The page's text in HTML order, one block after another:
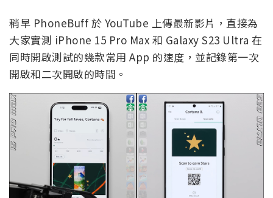
稍早 PhoneBuff 於 YouTube 上傳最新影片，直接為
大家實測 iPhone 15 Pro Max 和 Galaxy S23 Ultra 在
同時開啟測試的幾款常用 App 的速度，並記錄第一次
開啟和二次開啟的時間。